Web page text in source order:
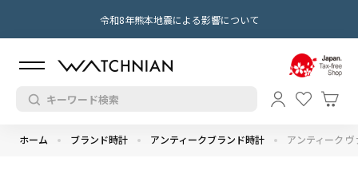
令和8年熊本地震による影響について
ホーム ブランド時計 アンティークブランド時計 アンティーク